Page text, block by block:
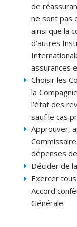
de
ne sont pas
ainsi que la
d’autres
assurances
Choisir les
la
l’état des
sauf le cas
Approuver,
dépenses
Décider de
Exercer
Accord
Générale.